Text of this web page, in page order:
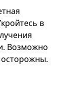
в
Возможно
осторожны.